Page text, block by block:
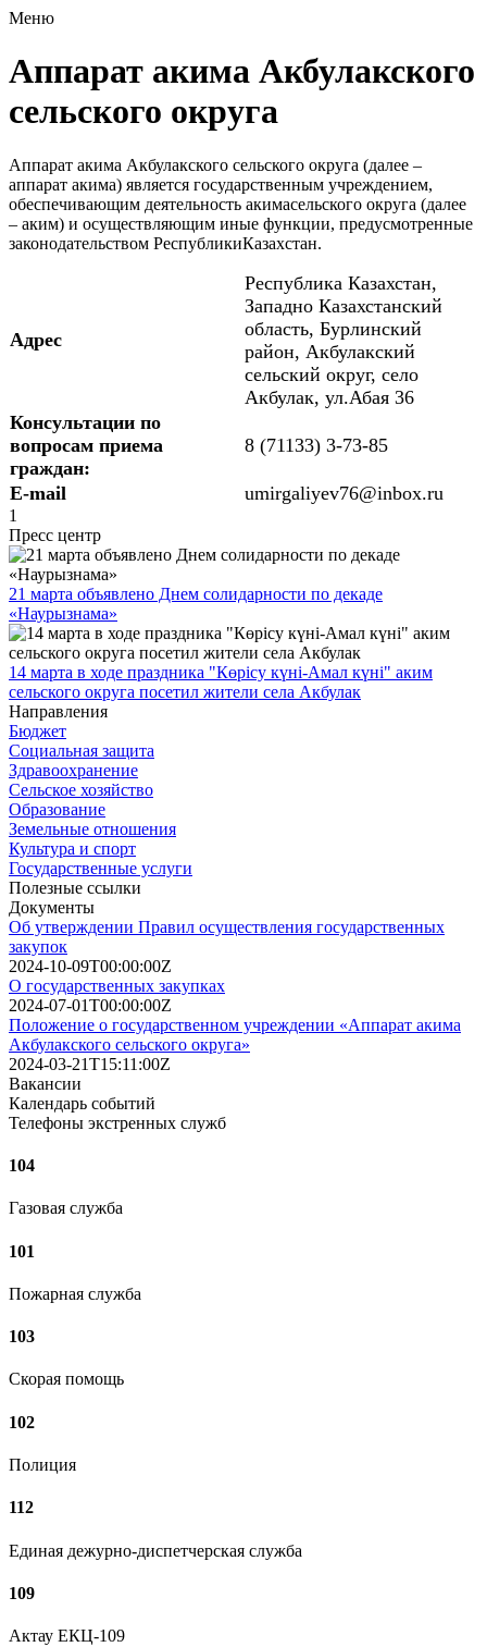
Меню
Аппарат акима Акбулакского
сельского округа
Аппарат акима Акбулакского сельского округа (далее –
аппарат акима) является государственным учреждением,
обеспечивающим деятельность акимасельского округа (далее
– аким) и осуществляющим иные функции, предусмотренные
законодательством РеспубликиКазахстан.
Адрес
Республика Казахстан,
Западно Казахстанский
область, Бурлинский
район, Акбулакский
сельский округ, село
Акбулак, ул.Абая 36
Консультации по
вопросам приема
граждан:
8 (71133) 3-73-85
E-mail umirgaliyev76@inbox.ru
1
Пресс центр
21 марта объявлено Днем солидарности по декаде
«Наурызнама»
14 марта в ходе праздника "Көрісу күні-Амал күні" аким
сельского округа посетил жители села Акбулак
Направления
Бюджет
Социальная защита
Здравоохранение
Сельское хозяйство
Образование
Земельные отношения
Культура и спорт
Государственные услуги
Полезные ссылки
Документы
Об утверждении Правил осуществления государственных
закупок
2024-10-09T00:00:00Z
О государственных закупках
2024-07-01T00:00:00Z
Положение о государственном учреждении «Аппарат акима
Акбулакского сельского округа»
2024-03-21T15:11:00Z
Вакансии
Календарь событий
Телефоны экстренных служб
104
Газовая служба
101
Пожарная служба
103
Скорая помощь
102
Полиция
112
Единая дежурно-диспетчерская служба
109
Актау ЕКЦ-109